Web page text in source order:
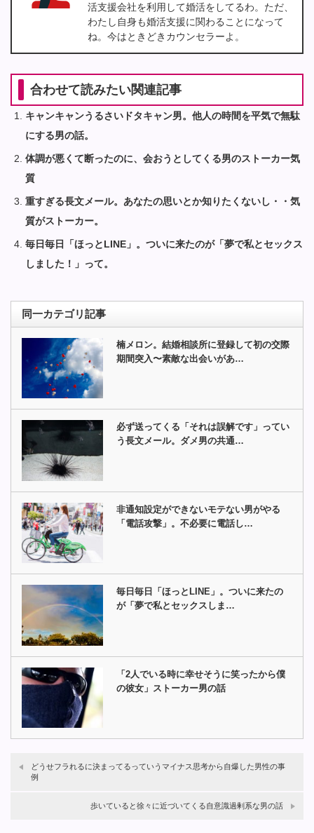
活支援会社を利用して婚活をしてるわ。ただ、
わたし自身も婚活支援に関わることになって
ね。今はときどきカウンセラーよ。
合わせて読みたい関連記事
キャンキャンうるさいドタキャン男。他人の時間を平気で無駄
にする男の話。
体調が悪くて断ったのに、会おうとしてくる男のストーカー気
質
重すぎる長文メール。あなたの思いとか知りたくないし・・気
質がストーカー。
毎日毎日「ほっとLINE」。ついに来たのが「夢で私とセックス
しました！」って。
同一カテゴリ記事
楠メロン。結婚相談所に登録して初の交際
期間突入〜素敵な出会いがあ…
必ず送ってくる「それは誤解です」ってい
う長文メール。ダメ男の共通…
非通知設定ができないモテない男がやる
「電話攻撃」。不必要に電話し…
毎日毎日「ほっとLINE」。ついに来たの
が「夢で私とセックスしま…
「2人でいる時に幸せそうに笑ったから僕
の彼女」ストーカー男の話
どうせフラれるに決まってるっていうマイナス思考から自爆した男性の事
例
歩いていると徐々に近づいてくる自意識過剰系な男の話